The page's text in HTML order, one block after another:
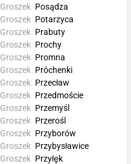
Groszek Posądza
Groszek Potarzyca
Groszek Prabuty
Groszek Prochy
Groszek Promna
Groszek Próchenki
Groszek Przecław
Groszek Przedmoście
Groszek Przemyśl
Groszek Przerośl
Groszek Przyborów
Groszek Przybysławice
Groszek Przyłęk